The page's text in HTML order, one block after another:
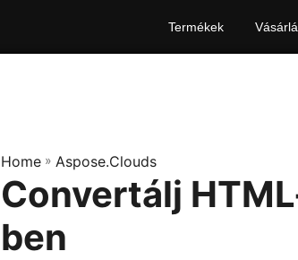
Termékek
Home » Aspose.Clouds
Convertálj
ben